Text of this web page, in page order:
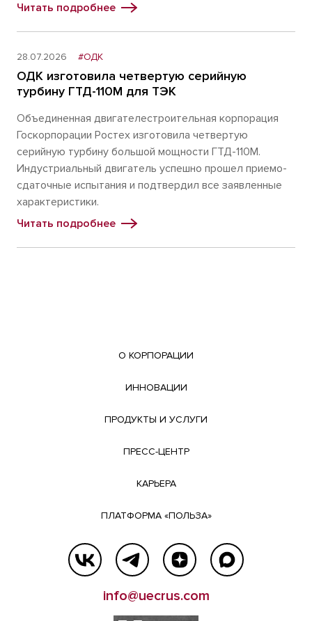
Читать подробнее
28.07.2026 #ОДК
ОДК изготовила четвертую серийную
турбину ГТД-110М для ТЭК
Объединенная двигателестроительная корпорация
Госкорпорации Ростех изготовила четвертую
серийную турбину большой мощности ГТД-110М.
Индустриальный двигатель успешно прошел приемо-
сдаточные испытания и подтвердил все заявленные
характеристики.
Читать подробнее
О КОРПОРАЦИИ
ИННОВАЦИИ
ПРОДУКТЫ И УСЛУГИ
ПРЕСС-ЦЕНТР
КАРЬЕРА
ПЛАТФОРМА «ПОЛЬЗА»
info@uecrus.com